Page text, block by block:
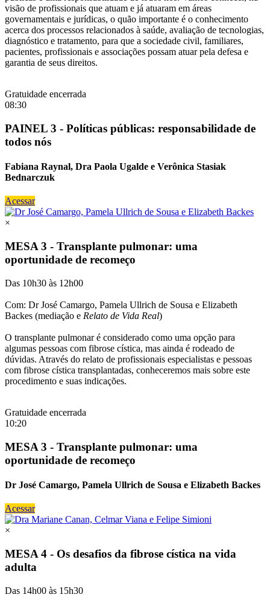
visão de profissionais que atuam e já atuaram em áreas
governamentais e jurídicas, o quão importante é o conhecimento
acerca dos processos relacionados à saúde, avaliação de tecnologias,
diagnóstico e tratamento, para que a sociedade civil, familiares,
pacientes, profissionais e associações possam atuar pela defesa e
garantia de seus direitos.
Gratuidade encerrada
08:30
PAINEL 3 - Políticas públicas: responsabilidade de
todos nós
Fabiana Raynal, Dra Paola Ugalde e Verônica Stasiak
Bednarczuk
Acessar
×
MESA 3 - Transplante pulmonar: uma
oportunidade de recomeço
Das 10h30 às 12h00
Com: Dr José Camargo, Pamela Ullrich de Sousa e Elizabeth
Backes (mediação e Relato de Vida Real)
O transplante pulmonar é considerado como uma opção para
algumas pessoas com fibrose cística, mas ainda é rodeado de
dúvidas. Através do relato de profissionais especialistas e pessoas
com fibrose cística transplantadas, conheceremos mais sobre este
procedimento e suas indicações.
Gratuidade encerrada
10:20
MESA 3 - Transplante pulmonar: uma
oportunidade de recomeço
Dr José Camargo, Pamela Ullrich de Sousa e Elizabeth Backes
Acessar
×
MESA 4 - Os desafios da fibrose cística na vida
adulta
Das 14h00 às 15h30